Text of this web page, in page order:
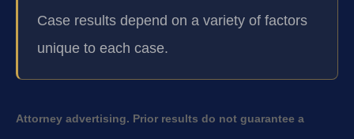
Case results depend on a variety of factors
unique to each case.
Attorney advertising. Prior results do not guarantee a